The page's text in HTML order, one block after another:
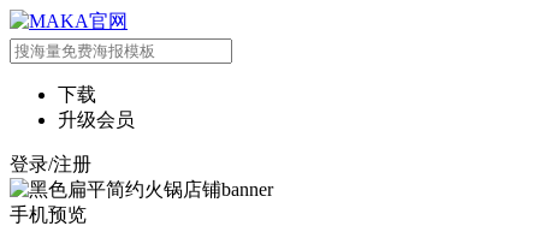
下载
升级会员
登录/注册
手机预览